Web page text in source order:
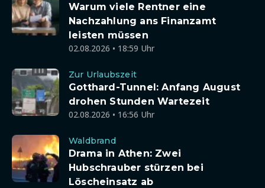
Warum viele Rentner eine
Nachzahlung ans Finanzamt
leisten müssen
02.08.2026 • 18:59 Uhr
Zur Urlaubszeit
Gotthard-Tunnel: Anfang August
drohen Stunden Wartezeit
02.08.2026 • 16:56 Uhr
Waldbrand
Drama in Athen: Zwei
Hubschrauber stürzen bei
Löscheinsatz ab